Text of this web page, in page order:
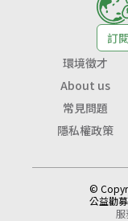
訂
環境徵才
About us
常見問題
隱私權政策
©
公益勸
服